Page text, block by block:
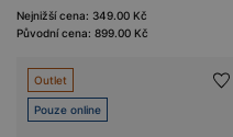
Nejnižší cena: 349.00 Kč
Původní cena: 899.00 Kč
Outlet
Pouze online